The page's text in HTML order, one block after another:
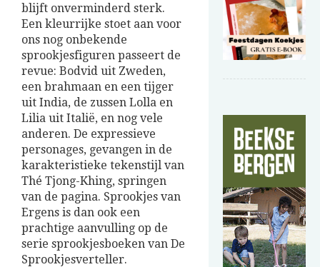
blijft onverminderd sterk.
Een kleurrijke stoet aan voor
ons nog onbekende
sprookjesfiguren passeert de
revue: Bodvid uit Zweden,
een brahmaan en een tijger
uit India, de zussen Lolla en
Lilia uit Italië, en nog vele
anderen. De expressieve
personages, gevangen in de
karakteristieke tekenstijl van
Thé Tjong-Khing, springen
van de pagina. Sprookjes van
Ergens is dan ook een
prachtige aanvulling op de
serie sprookjesboeken van De
Sprookjesverteller.